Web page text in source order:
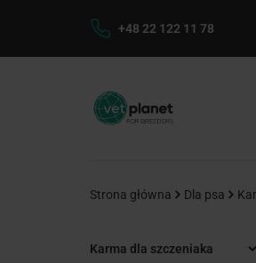
+48 22 122 11 78
Strona główna Dla psa
Karma dla szczeniaka